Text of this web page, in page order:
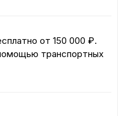
от 150 000 ₽.
транспортных